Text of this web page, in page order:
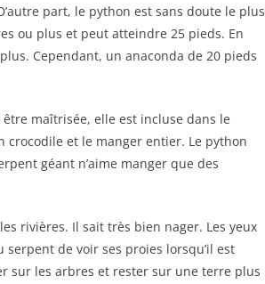
part, le python est sans doute le plus
ou plus et peut atteindre 25 pieds. En
Cependant, un anaconda de 20 pieds
maîtrisée, elle est incluse dans le
crocodile et le manger entier. Le python
géant n’aime manger que des
rivières. Il sait très bien nager. Les yeux
serpent de voir ses proies lorsqu’il est
sur les arbres et rester sur une terre plus